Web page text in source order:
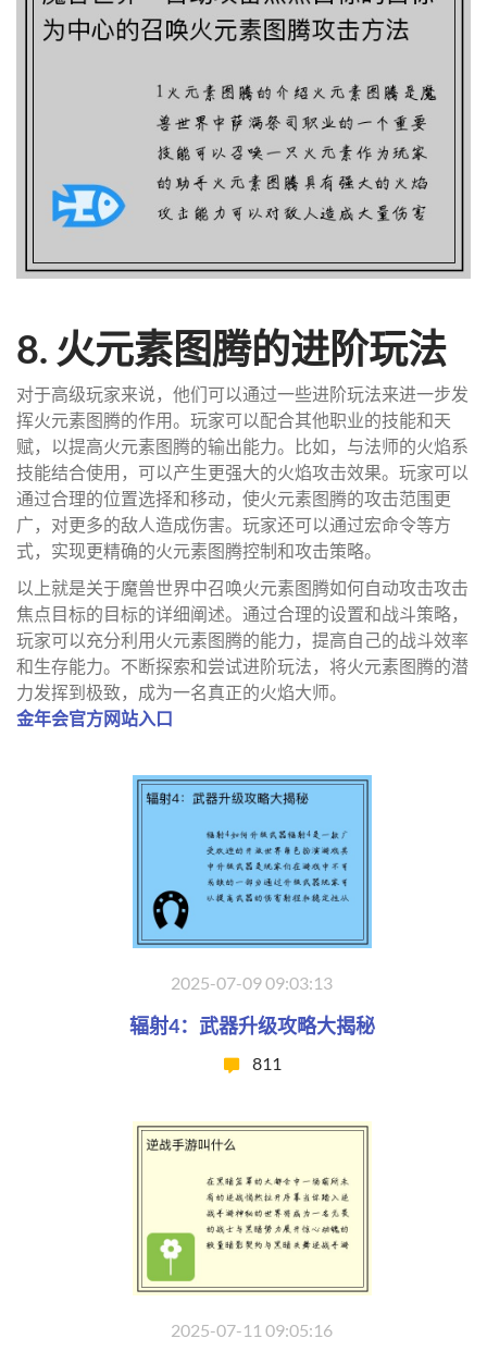
8. 火元素图腾的进阶玩法
对于高级玩家来说，他们可以通过一些进阶玩法来进一步发
挥火元素图腾的作用。玩家可以配合其他职业的技能和天
赋，以提高火元素图腾的输出能力。比如，与法师的火焰系
技能结合使用，可以产生更强大的火焰攻击效果。玩家可以
通过合理的位置选择和移动，使火元素图腾的攻击范围更
广，对更多的敌人造成伤害。玩家还可以通过宏命令等方
式，实现更精确的火元素图腾控制和攻击策略。
以上就是关于魔兽世界中召唤火元素图腾如何自动攻击攻击
焦点目标的目标的详细阐述。通过合理的设置和战斗策略，
玩家可以充分利用火元素图腾的能力，提高自己的战斗效率
和生存能力。不断探索和尝试进阶玩法，将火元素图腾的潜
力发挥到极致，成为一名真正的火焰大师。
金年会官方网站入口
2025-07-09 09:03:13
辐射4：武器升级攻略大揭秘
811
2025-07-11 09:05:16